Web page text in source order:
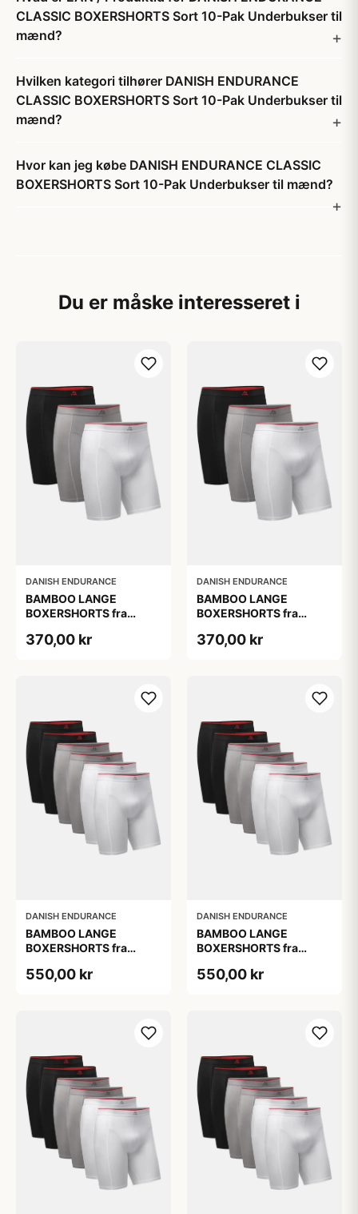
CLASSIC BOXERSHORTS Sort 10-Pak Underbukser til
mænd?
Hvilken kategori tilhører DANISH ENDURANCE
CLASSIC BOXERSHORTS Sort 10-Pak Underbukser til
mænd?
Hvor kan jeg købe DANISH ENDURANCE CLASSIC
BOXERSHORTS Sort 10-Pak Underbukser til mænd?
Du er måske interesseret i
DANISH ENDURANCE
BAMBOO LANGE
BOXERSHORTS fra
Sort/Rød | Grå | Hvid 3-
370,00 kr
DANISH ENDURANCE
BAMBOO LANGE
BOXERSHORTS fra
Sort/Rød | Grå | Hvid 3-
370,00 kr
DANISH ENDURANCE
BAMBOO LANGE
BOXERSHORTS fra
Sort/Rød | Grå | Hvid 6-
550,00 kr
DANISH ENDURANCE
BAMBOO LANGE
BOXERSHORTS fra
Sort/Rød | Grå | Hvid 6-
550,00 kr